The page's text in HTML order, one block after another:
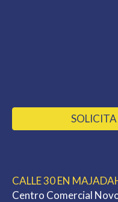
CALLE 30 EN
Centro Comercial